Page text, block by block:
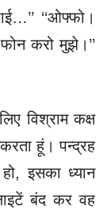
‘‘ओफ्फो।
करो मुझे।’’
विश्राम कक्ष
हूं। पन्द्रह
इसका ध्यान
बंद कर वह